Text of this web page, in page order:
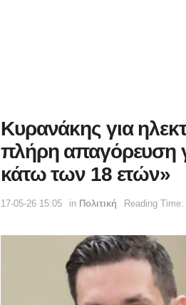
Κυρανάκης για
πλήρη απαγόρευση
κάτω των 18 ετών»
17-05-26 15:05 in Πολιτική Reading